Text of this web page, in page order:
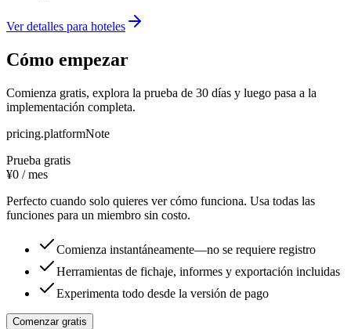
Ver detalles para hoteles
Cómo empezar
Comienza gratis, explora la prueba de 30 días y luego pasa a la
implementación completa.
pricing.platformNote
Prueba gratis
¥0 / mes
Perfecto cuando solo quieres ver cómo funciona. Usa todas las
funciones para un miembro sin costo.
Comienza instantáneamente—no se requiere registro
Herramientas de fichaje, informes y exportación incluidas
Experimenta todo desde la versión de pago
Comenzar gratis